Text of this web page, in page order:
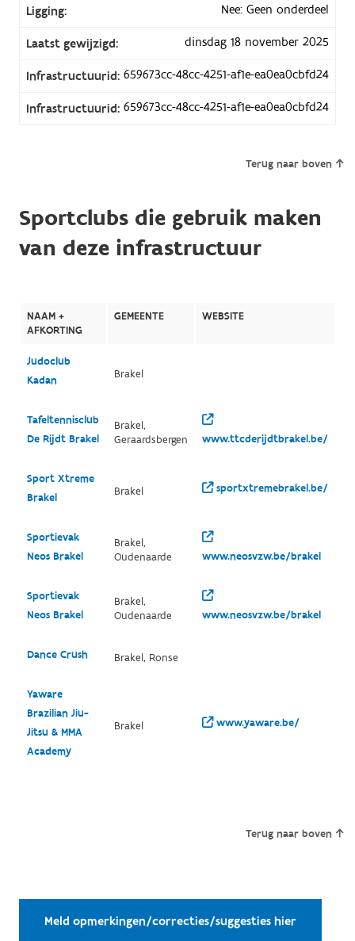
Ligging: Nee: Geen onderdeel
Laatst gewijzigd: dinsdag 18 november 2025
Infrastructuurid: 659673cc-48cc-4251-af1e-ea0ea0cbfd24
Infrastructuurid: 659673cc-48cc-4251-af1e-ea0ea0cbfd24
Terug naar boven
Sportclubs die gebruik maken
van deze infrastructuur
NAAM +
AFKORTING
GEMEENTE WEBSITE
Judoclub
Kadan
Brakel
Tafeltennisclub
De Rijdt Brakel
Brakel,
Geraardsbergen
www.ttcderijdtbrakel.be/
Sport Xtreme
Brakel
Brakel sportxtremebrakel.be/
Sportievak
Neos Brakel
Brakel,
Oudenaarde
www.neosvzw.be/brakel
Sportievak
Neos Brakel
Brakel,
Oudenaarde
www.neosvzw.be/brakel
Dance Crush Brakel, Ronse
Yaware
Brazilian Jiu-
Jitsu & MMA
Academy
Brakel www.yaware.be/
Terug naar boven
Meld opmerkingen/correcties/suggesties hier